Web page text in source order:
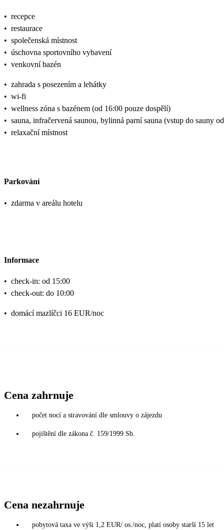
• recepce
• restaurace
• společenská místnost
• úschovna sportovního vybavení
• venkovní bazén
• zahrada s posezením a lehátky
• wi-fi
• wellness zóna s bazénem (od 16:00 pouze dospělí)
• sauna, infračervená saunou, bylinná parní sauna (vstup do sauny
• relaxační místnost
Parkování
• zdarma v areálu hotelu
Informace
• check-in: od 15:00
• check-out: do 10:00
• domácí mazlíčci 16 EUR/noc
Cena zahrnuje
počet nocí a stravování dle smlouvy o zájezdu
pojištění dle zákona č. 159/1999 Sb.
Cena nezahrnuje
pobytová taxa ve výši 1,2 EUR/ os./noc, platí osoby starší 15 let